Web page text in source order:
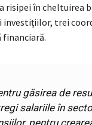
risipei în cheltuirea
investițiilor, trei
financiară.
găsirea de
salariile în
pentru